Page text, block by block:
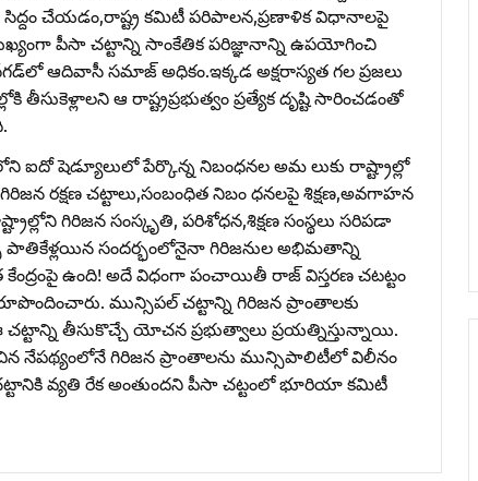
చేయడం,రాష్ట్ర కమిటీ పరిపాలన,ప్రణాళిక విధానాలపై
ముఖ్యంగా పీసా చట్టాన్ని సాంకేతిక పరిజ్ఞానాన్ని ఉపయోగించి
ఆదివాసీ సమాజ్‌ అధికం.ఇక్కడ అక్షరాస్యత గల ప్రజలు
ఆ రాష్ట్రప్రభుత్వం ప్రత్యేక దృష్టి సారించడంతో
ఐదో షెడ్యూలులో పేర్కొన్న నిబంధనల అమ లుకు రాష్ట్రాల్లో
రక్షణ చట్టాలు,సంబంధిత నిబం ధనలపై శిక్షణ,అవగాహన
గిరిజన సంస్కృతి, పరిశోధన,శిక్షణ సంస్థలు సరిపడా
పాతికేళ్లయిన సందర్భంలోనైనా గిరిజనుల అభిమతాన్ని
ఉంది! అదే విధంగా పంచాయితీ రాజ్‌ విస్తరణ చటట్టం
మున్సిపల్‌ చట్టాన్ని గిరిజన ప్రాంతాలకు
తీసుకొచ్చే యోచన ప్రభుత్వాలు ప్రయత్నిస్తున్నాయి.
నేపథ్యంలోనే గిరిజన ప్రాంతాలను మున్సిపాలిటీలో విలీనం
వ్యతి రేక అంతుందని పీసా చట్టంలో భూరియా కమిటీ